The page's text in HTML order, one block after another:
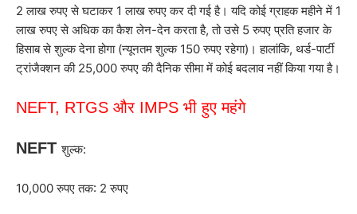
2 लाख रुपए से घटाकर 1 लाख रुपए कर दी गई है। यदि कोई ग्राहक महीने में 1
लाख रुपए से अधिक का कैश लेन-देन करता है, तो उसे 5 रुपए प्रति हजार के
हिसाब से शुल्क देना होगा (न्यूनतम शुल्क 150 रुपए रहेगा)। हालांकि, थर्ड-पार्टी
ट्रांजैक्शन की 25,000 रुपए की दैनिक सीमा में कोई बदलाव नहीं किया गया है।
NEFT, RTGS और IMPS भी हुए महंगे
NEFTशुल्क:
10,000 रुपए तक: 2 रुपए